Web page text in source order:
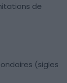
de
(sigles